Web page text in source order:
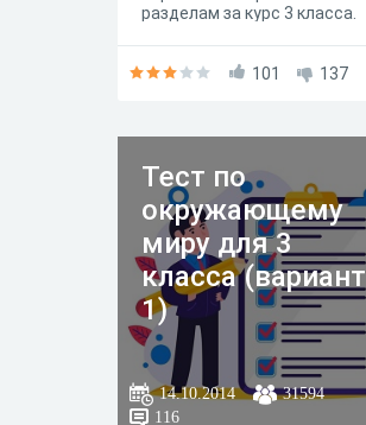
разделам за курс 3 класса.
101 137
Тест по
окружающему
миру для 3
класса (вариант
1)
14.10.2014
31594
116